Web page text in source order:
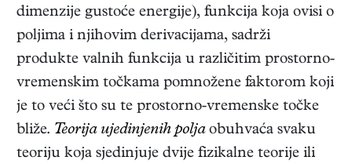
dimenzije gustoće energije), funkcija koja ovisi o
poljima i njihovim derivacijama, sadrži
produkte valnih funkcija u različitim prostorno-
vremenskim točkama pomnožene faktorom koji
je to veći što su te prostorno-vremenske točke
bliže. Teorija ujedinjenih poljaobuhvaća svaku
teoriju koja sjedinjuje dvije fizikalne teorije ili